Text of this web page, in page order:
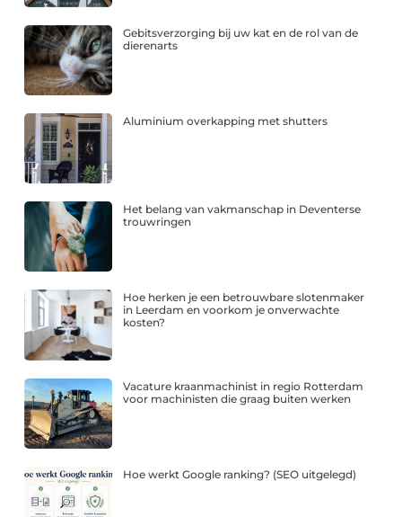
Gebitsverzorging bij uw kat en de rol van de
dierenarts
Aluminium overkapping met shutters
Het belang van vakmanschap in Deventerse
trouwringen
Hoe herken je een betrouwbare slotenmaker
in Leerdam en voorkom je onverwachte
kosten?
Vacature kraanmachinist in regio Rotterdam
voor machinisten die graag buiten werken
Hoe werkt Google ranking? (SEO uitgelegd)